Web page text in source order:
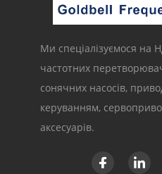
Ми спеціалізуємося на
частотних
сонячних насосів,
керуванням,
аксесуарів.